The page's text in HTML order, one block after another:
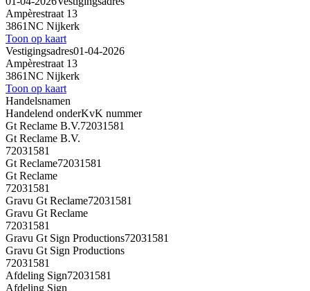
Ampèrestraat 13
3861NC Nijkerk
Toon op kaart
Vestigingsadres01-04-2026
Ampèrestraat 13
3861NC Nijkerk
Toon op kaart
Handelsnamen
Handelend onderKvK nummer
Gt Reclame B.V.72031581
Gt Reclame B.V.
72031581
Gt Reclame72031581
Gt Reclame
72031581
Gravu Gt Reclame72031581
Gravu Gt Reclame
72031581
Gravu Gt Sign Productions72031581
Gravu Gt Sign Productions
72031581
Afdeling Sign72031581
Afdeling Sign